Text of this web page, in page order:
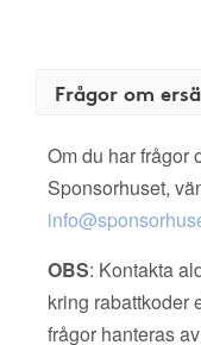
Frågor om
Om du har frågor
Sponsorhuset,
OBS: Kontakta
kring rabattkoder
frågor hanteras